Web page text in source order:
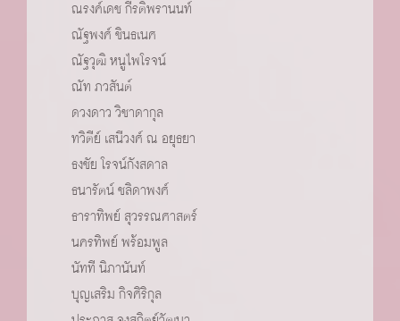
ณรงค์เดช กีรติพรานนท์
ณัฐพงศ์ ชินธเนศ
ณัฐวุฒิ หนูไพโรจน์
ณัท ภวสันต์
ดวงดาว วิชาดากุล
ทวิตีย์ เสนีวงศ์ ณ อยุธยา
ธงชัย โรจน์กังสดาล
ธนารัตน์ ชลิดาพงศ์
ธาราทิพย์ สุวรรณศาสตร์
นครทิพย์ พร้อมพูล
นัทที นิภานันท์
บุญเสริม กิจศิริกุล